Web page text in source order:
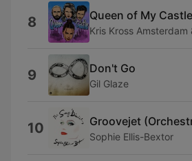
8 Queen of My Castle
Kris Kross Amsterdam
9 Don't Go
Gil Glaze
10 Groovejet
Sophie Ellis-Bextor